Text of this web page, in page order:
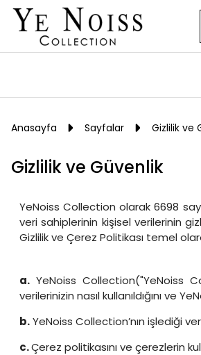
Anasayfa Sayfalar Gizlilik ve
Gizlilik ve Güvenlik
YeNoiss Collection olarak 6698
veri sahiplerinin kişisel verilerinin
Gizlilik ve Çerez Politikası temel
a. YeNoiss Collection("YeNoiss
verilerinizin nasıl kullanıldığını ve
b.YeNoiss Collection’nın işlediği
c.Çerez politikasını ve çerezlerin